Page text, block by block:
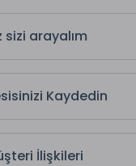
sizi arayalım
Kaydedin
İlişkileri